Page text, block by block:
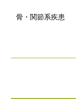
骨・関節系疾患